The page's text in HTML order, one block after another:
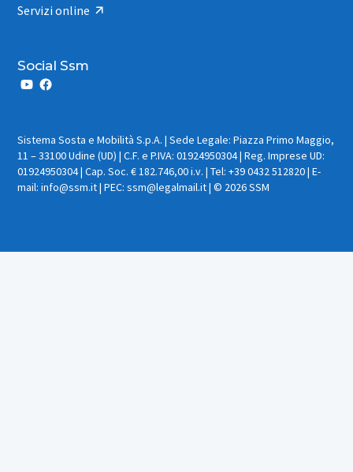
Servizi online
Social Ssm
Sistema Sosta e Mobilità S.p.A. | Sede Legale: Piazza Primo Maggio,
11 – 33100 Udine (UD) | C.F. e P.IVA: 01924950304 | Reg. Imprese UD:
01924950304 | Cap. Soc. € 182.746,00 i.v. | Tel: +39 0432 512820 | E-
mail: info@ssm.it | PEC: ssm@legalmail.it | © 2026 SSM